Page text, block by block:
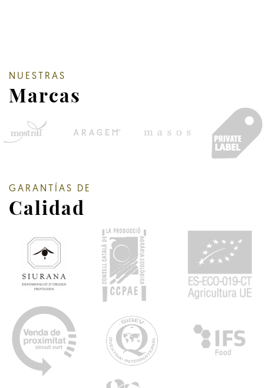
NUESTRAS
Marcas
GARANTÍAS DE
Calidad